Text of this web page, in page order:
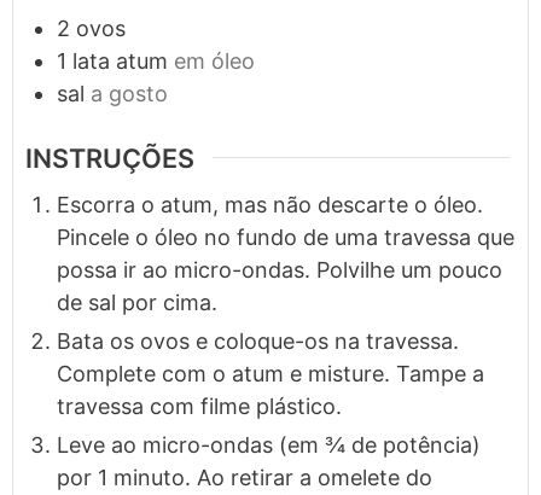
2 ovos
1 lata atum em óleo
sal a gosto
INSTRUÇÕES
Escorra o atum, mas não descarte o óleo.
Pincele o óleo no fundo de uma travessa que
possa ir ao micro-ondas. Polvilhe um pouco
de sal por cima.
Bata os ovos e coloque-os na travessa.
Complete com o atum e misture. Tampe a
travessa com filme plástico.
Leve ao micro-ondas (em ¾ de potência)
por 1 minuto. Ao retirar a omelete do